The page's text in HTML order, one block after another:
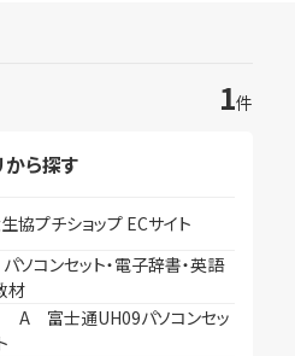
1件
ら探す
協プチショップ ECサイト
パソコンセット・電子辞書・英語
材
A 富士通UH09パソコンセッ